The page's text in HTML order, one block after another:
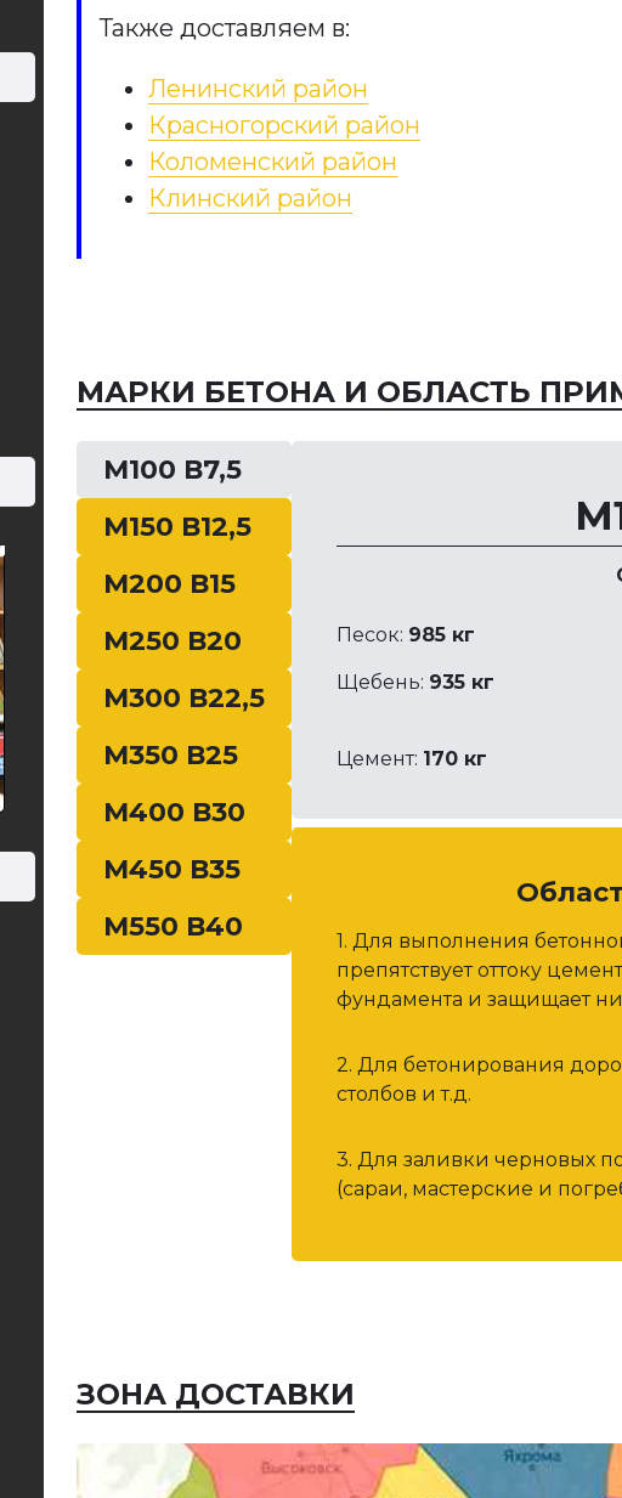
ГОСТ 24316-80 Бетоны.
Метод определения
цементные бетоны и
устанавливает метод
определения удельного
тепловыделения цемента в
бетоне, твердеющем в
адиабатических условиях,
путем …
Столбчатый фундамент
создать наши
Также доставляем в:
Ленинский район
Красногорский район
Коломенский район
Клинский район
МАРКИ БЕТОНА И ОБЛАСТЬ
М100 В7,5
М150 В12,5
М200 В15
М250 В20
М300 В22,5
М350 В25
М400 В30
М450 В35
М550 В40
Песок: 985 кг
Щебень: 935 кг
Цемент: 170 кг
1. Для выполнения
препятствует оттоку
фундамента и защищает
2. Для бетонирования
столбов и т.д.
3. Для заливки черновых
(сараи, мастерские и
ЗОНА ДОСТАВКИ